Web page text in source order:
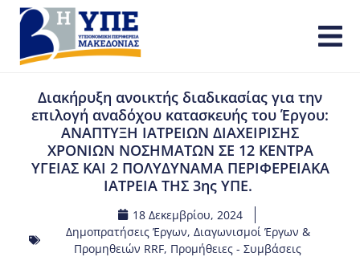
Διακήρυξη ανοικτής διαδικασίας για την
επιλογή αναδόχου κατασκευής του Έργου:
ΑΝΑΠΤΥΞΗ ΙΑΤΡΕΙΩΝ ΔΙΑΧΕΙΡΙΣΗΣ
ΧΡΟΝΙΩΝ ΝΟΣΗΜΑΤΩΝ ΣΕ 12 ΚΕΝΤΡΑ
ΥΓΕΙΑΣ ΚΑΙ 2 ΠΟΛΥΔΥΝΑΜΑ ΠΕΡΙΦΕΡΕΙΑΚΑ
ΙΑΤΡΕΙΑ ΤΗΣ 3ης ΥΠΕ.
18 Δεκεμβρίου, 2024
Δημοπρατήσεις Έργων, Διαγωνισμοί Έργων &
Προμηθειών RRF, Προμήθειες - Συμβάσεις